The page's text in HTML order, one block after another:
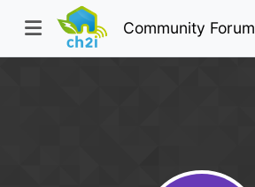
Community Forum